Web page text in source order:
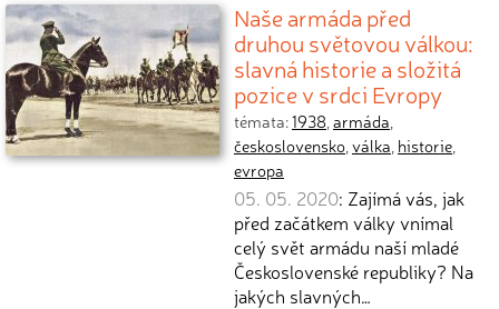
Naše armáda před
druhou světovou válkou:
slavná historie a složitá
pozice v srdci Evropy
témata:1938,armáda,
československo,válka, historie,
evropa
05. 05. 2020: Zajímá vás, jak
před začátkem války vnímal
celý svět armádu naší mladé
Československé republiky? Na
jakých slavných…